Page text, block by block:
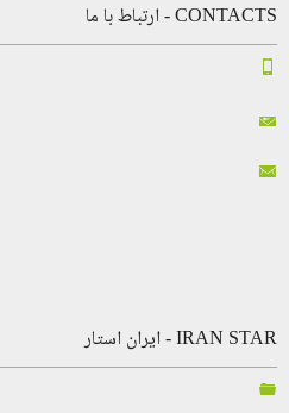
CONTACTS - ارتباط با ما
IRAN STAR - ایران استار